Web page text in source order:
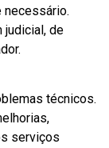
judicial, de
técnicos.
serviços